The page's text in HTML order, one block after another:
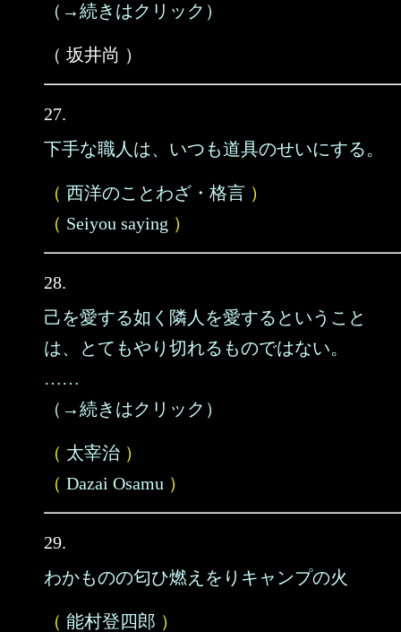
（→続きはクリック）
（ 坂井尚 ）
27.
下手な職人は、いつも道具のせいにする。
（ 西洋のことわざ・格言 ）
（ Seiyou saying ）
28.
己を愛する如く隣人を愛するということ
は、とてもやり切れるものではない。
……
（→続きはクリック）
（ 太宰治 ）
（ Dazai Osamu ）
29.
わかものの匂ひ燃えをりキャンプの火
（ 能村登四郎 ）